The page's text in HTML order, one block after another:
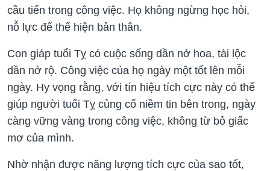
cầu tiến trong công việc. Họ không ngừng học hỏi,
nỗ lực để thể hiện bản thân.
Con giáp tuổi Tỵ có cuộc sống dần nở hoa, tài lộc
dần nở rộ. Công việc của họ ngày một tốt lên mỗi
ngày. Hy vọng rằng, với tín hiệu tích cực này có thể
giúp người tuổi Tỵ củng cố niềm tin bên trong, ngày
càng vững vàng trong công việc, không từ bỏ giấc
mơ của mình.
Nhờ nhận được năng lượng tích cực của sao tốt,